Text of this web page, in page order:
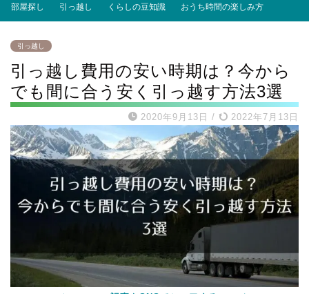
部屋探し 引っ越し くらしの豆知識 おうち時間の楽しみ方
引っ越し
引っ越し費用の安い時期は？今から
でも間に合う安く引っ越す方法3選
2020年9月13日 / 2022年7月13日